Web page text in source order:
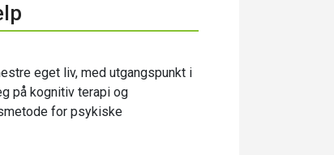
eget liv, med utgangspunkt i
på kognitiv terapi og
for psykiske